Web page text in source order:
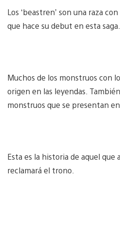
Los ‘beastren’ son una raza
que hace su debut en esta saga.
Muchos de los monstruos con
origen en las leyendas.
monstruos que se presentan en
Esta es la historia de aquel que
reclamará el trono.